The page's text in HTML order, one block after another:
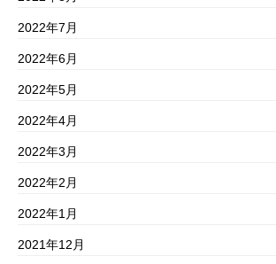
2022年7月
2022年6月
2022年5月
2022年4月
2022年3月
2022年2月
2022年1月
2021年12月